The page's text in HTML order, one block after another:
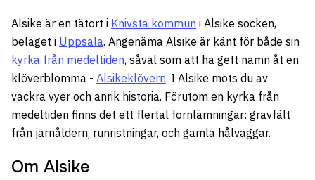
Alsike är en tätort i Knivsta kommun i Alsike socken,
beläget i Uppsala. Angenäma Alsike är känt för både sin
kyrka från medeltiden, såväl som att ha gett namn åt en
klöverblomma - Alsikeklövern. I Alsike möts du av
vackra vyer och anrik historia. Förutom en kyrka från
medeltiden finns det ett flertal fornlämningar: gravfält
från järnåldern, runristningar, och gamla hålväggar.
Om Alsike